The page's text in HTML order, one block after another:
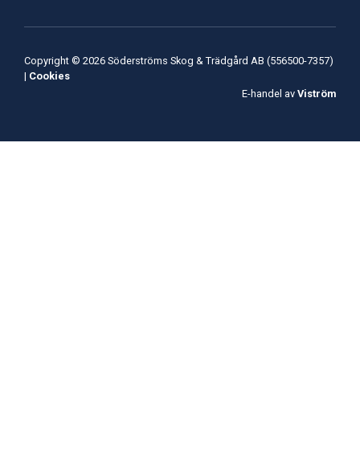
Copyright © 2026 Söderströms Skog & Trädgård AB (556500-7357)
| Cookies
E-handel av Viström